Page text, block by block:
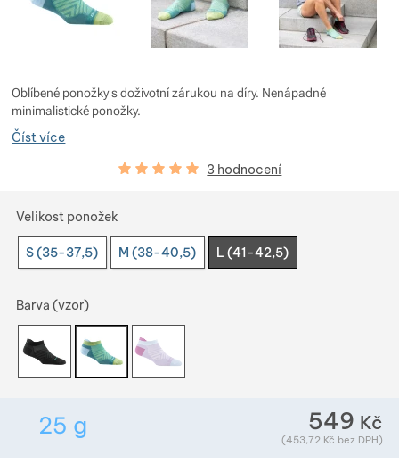
Oblíbené ponožky s doživotní zárukou na díry. Nenápadné
minimalistické ponožky.
Číst více
Hodnocení zákazníků
100% 3 hodnocení
Vyberte variantu
Velikost ponožek
S (35-37,5) M (38-40,5) L (41-42,5)
Barva (vzor)
25 g Hmotnost v gramech. Téměř všechno zboží
549 Kč
(453,72 Kč bez DPH)
Zobrazit více
Zobrazit více
Zobrazit více
Zobrazit více
Zobrazit více
Zobrazit více
Zobrazit více
Zobrazit více
Zobrazit více
Zobrazit více